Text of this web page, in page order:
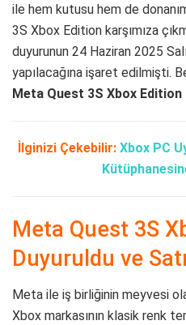
ile hem kutusu hem de
3S Xbox Edition karşımıza
duyurunun 24 Haziran 2025
yapılacağına işaret edilmişti.
Meta Quest 3S Xbox Edition
İlginizi Çekebilir: Xbox PC
Meta Quest 3S
Duyuruldu ve
Meta ile iş birliğinin meyvesi
Xbox markasının klasik renk